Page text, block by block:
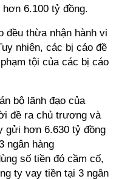
6.100 tỷ đồng.
đều thừa nhận hành vi
nhiên, các bị cáo đề
tội của các bị cáo
bộ lãnh đạo của
đề ra chủ trương và
gửi hơn 6.630 tỷ đồng
ngân hàng
số tiền đó cầm cố,
ty vay tiền tại 3 ngân